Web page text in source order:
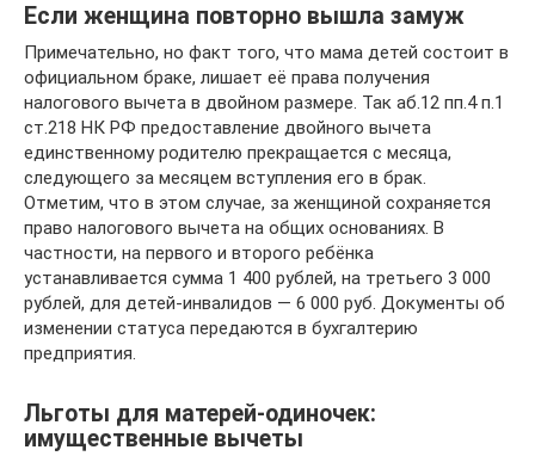
Если женщина повторно вышла замуж
Примечательно, но факт того, что мама детей состоит в
официальном браке, лишает её права получения
налогового вычета в двойном размере. Так аб.12 пп.4 п.1
ст.218 НК РФ предоставление двойного вычета
единственному родителю прекращается с месяца,
следующего за месяцем вступления его в брак.
Отметим, что в этом случае, за женщиной сохраняется
право налогового вычета на общих основаниях. В
частности, на первого и второго ребёнка
устанавливается сумма 1 400 рублей, на третьего 3 000
рублей, для детей-инвалидов — 6 000 руб. Документы об
изменении статуса передаются в бухгалтерию
предприятия.
Льготы для матерей-одиночек:
имущественные вычеты